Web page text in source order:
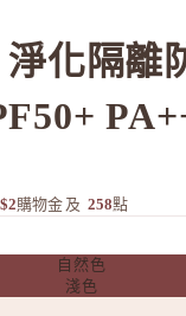
化隔離
購物金 及 258點
自然色
淺色